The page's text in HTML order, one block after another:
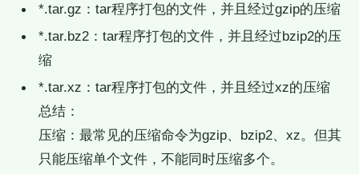
*.tar.gz：tar程序打包的文件，并且经过gzip的压缩
*.tar.bz2：tar程序打包的文件，并且经过bzip2的压
缩
*.tar.xz：tar程序打包的文件，并且经过xz的压缩
总结：
压缩：最常见的压缩命令为gzip、bzip2、xz。但其
只能压缩单个文件，不能同时压缩多个。